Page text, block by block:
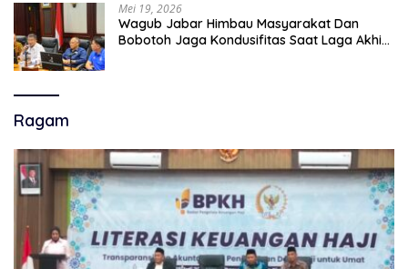
Mei 19, 2026
Wagub Jabar Himbau Masyarakat Dan
Bobotoh Jaga Kondusifitas Saat Laga Akhir
Ragam